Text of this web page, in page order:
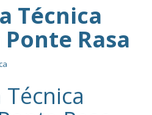
Técnica
Rasa